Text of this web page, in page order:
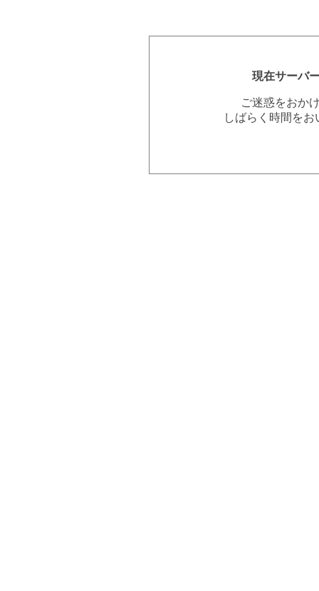
現在サーバ
ご迷惑をおか
しばらく時間を